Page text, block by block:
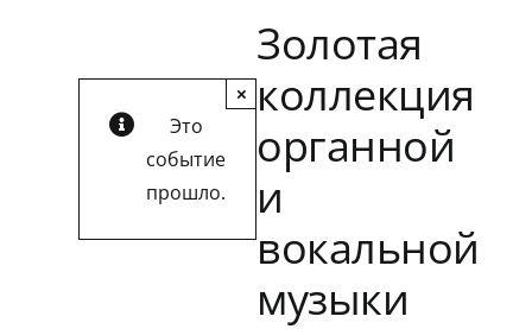
Это
событие
прошло.
×
Золотая
коллекция
органной
и
вокальной
музыки